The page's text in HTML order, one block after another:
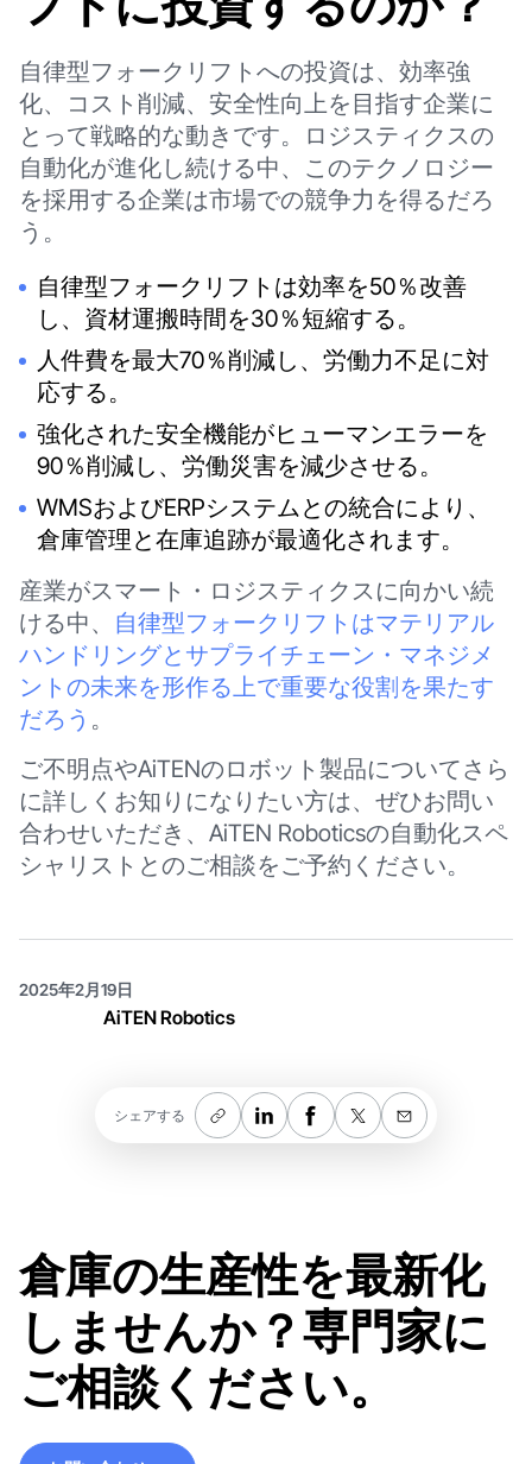
自律型フォークリフトへの投資は、効率強
化、コスト削減、安全性向上を目指す企業に
とって戦略的な動きです。ロジスティクスの
自動化が進化し続ける中、このテクノロジー
を採用する企業は市場での競争力を得るだろ
う。
自律型フォークリフトは効率を50％改善
し、資材運搬時間を30％短縮する。
人件費を最大70％削減し、労働力不足に対
応する。
強化された安全機能がヒューマンエラーを
90％削減し、労働災害を減少させる。
WMSおよびERPシステムとの統合により、
倉庫管理と在庫追跡が最適化されます。
産業がスマート・ロジスティクスに向かい続
ける中、 自律型フォークリフトはマテリアル
ハンドリングとサプライチェーン・マネジメ
ントの未来を形作る上で重要な役割を果たす
だろう 。
ご不明点やAiTENのロボット製品についてさら
に詳しくお知りになりたい方は、ぜひお問い
合わせいただき、AiTEN Roboticsの自動化スペ
シャリストとのご相談をご予約ください。
2025年2月19日
AiTEN Robotics
シェアする
倉庫の生産性を最新化
しませんか？専門家に
ご相談ください。